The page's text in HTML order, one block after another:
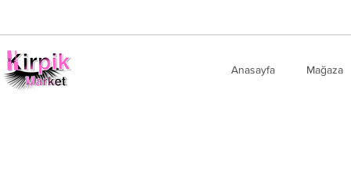
Anasayfa Mağaza